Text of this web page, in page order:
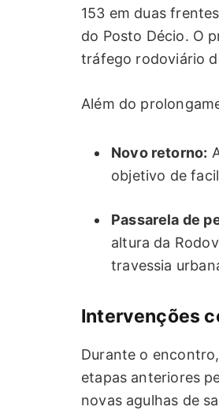
153 em duas
do Posto Décio. O
tráfego rodoviário
Além do
Novo retorno:
objetivo de
Passarela de
altura da
travessia
Intervenções
Durante o
etapas anteriores
novas agulhas de